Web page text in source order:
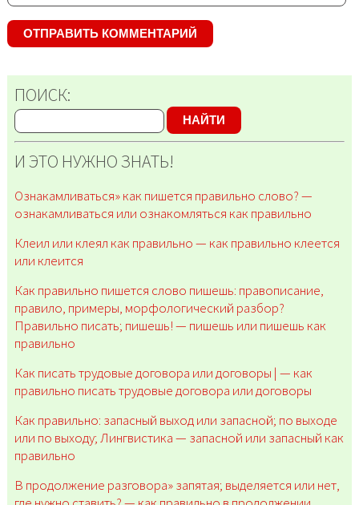
ПОИСК:
НАЙТИ
И ЭТО НУЖНО ЗНАТЬ!
Ознакамливаться» как пишется правильно слово? —
ознакамливаться или ознакомляться как правильно
Клеил или клеял как правильно — как правильно клеется
или клеится
Как правильно пишется слово пишешь: правописание,
правило, примеры, морфологический разбор?
Правильно писать; пишешь! — пишешь или пишешь как
правильно
Как писать трудовые договора или договоры | — как
правильно писать трудовые договора или договоры
Как правильно: запасный выход или запасной; по выходе
или по выходу; Лингвистика — запасной или запасный как
правильно
В продолжение разговора» запятая; выделяется или нет,